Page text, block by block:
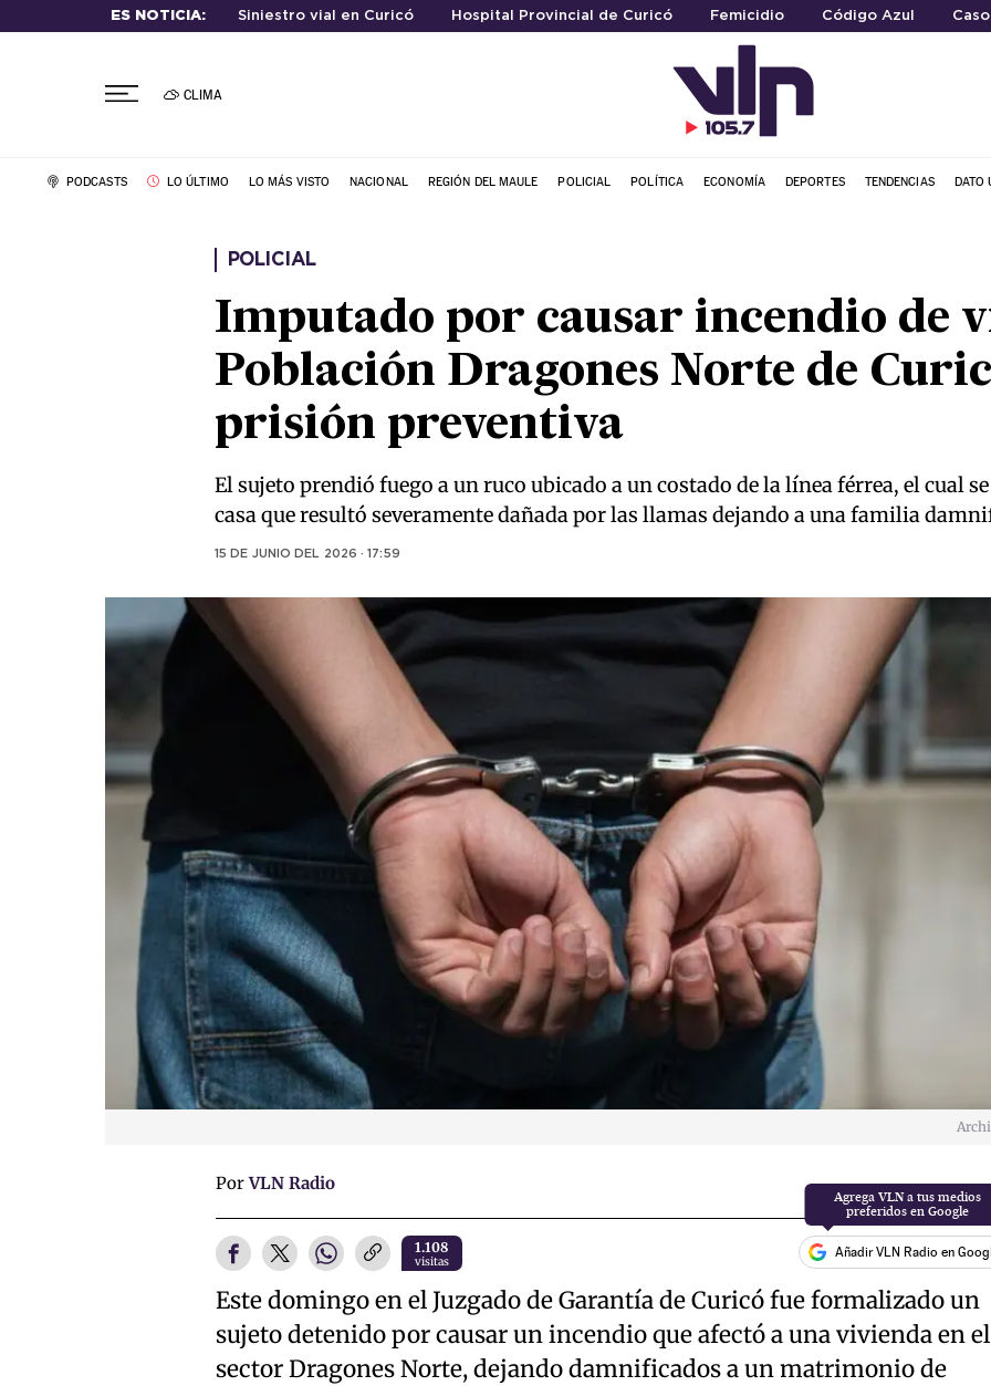
ES NOTICIA: Siniestro vial en Curicó Hospital Provincial de Curicó Femicidio Código Azul
CLIMA
PODCASTS LO ÚLTIMO LO MÁS VISTO NACIONAL REGIÓN DEL MAULE POLICIAL POLÍTICA ECONOMÍA DEPORTES TENDENCIAS DATO
POLICIAL
Imputado por causar incendio de
Población Dragones Norte de
prisión preventiva
El sujeto prendió fuego a un ruco ubicado a un costado de la línea férrea, el cual
casa que resultó severamente dañada por las llamas dejando a una familia
15 DE JUNIO DEL 2026 · 17:59
PorVLN Radio
1.108
visitas
Añadir VLN Radio en
Este domingo en el Juzgado de Garantía de Curicó fue formalizado un
sujeto detenido por causar un incendio que afectó a una vivienda en el
sector Dragones Norte, dejando damnificados a un matrimonio de